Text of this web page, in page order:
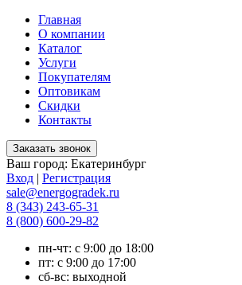
Главная
О компании
Каталог
Услуги
Покупателям
Оптовикам
Скидки
Контакты
Ваш город: Екатеринбург
Вход | Регистрация
sale@energogradek.ru
8 (343) 243-65-31
8 (800) 600-29-82
пн-чт: с 9:00 до 18:00
пт: с 9:00 до 17:00
сб-вс: выходной